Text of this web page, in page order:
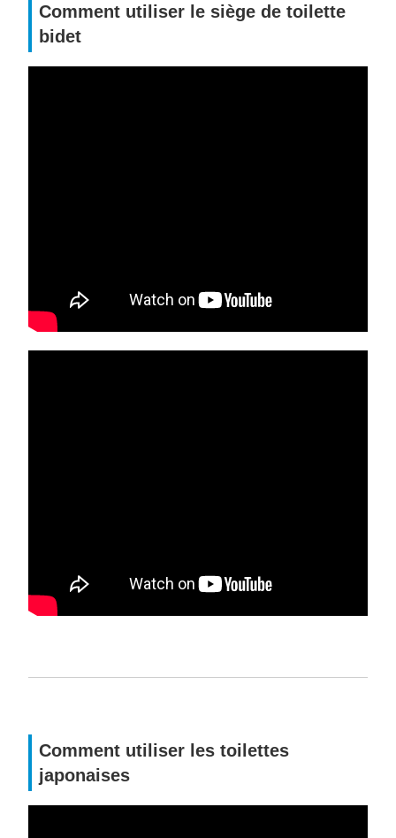
Comment utiliser le siège de toilette
bidet
Comment utiliser les toilettes
japonaises